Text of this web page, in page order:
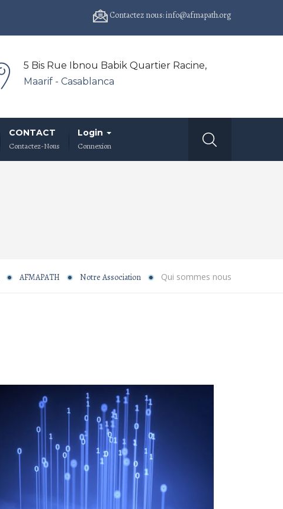
Contactez nous: info@afmapath.org
5 Bis Rue Ibnou Babik Quartier Racine,
Maarif - Casablanca
CONTACT
Contactez-Nous
Login
Connexion
AFMAPATH Notre Association Qui sommes nous